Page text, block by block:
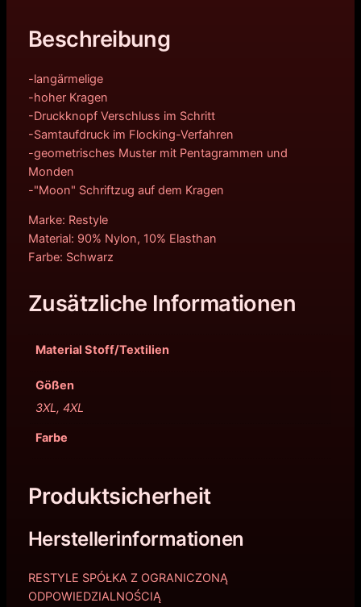
Beschreibung
-langärmelige
-hoher Kragen
-Druckknopf Verschluss im Schritt
-Samtaufdruck im Flocking-Verfahren
-geometrisches Muster mit Pentagrammen und
Monden
-"Moon" Schriftzug auf dem Kragen
Marke: Restyle
Material: 90% Nylon, 10% Elasthan
Farbe: Schwarz
Zusätzliche Informationen
Material Stoff/Textilien
Gößen
3XL, 4XL
Farbe
Produktsicherheit
Herstellerinformationen
RESTYLE SPÓŁKA Z OGRANICZONĄ
ODPOWIEDZIALNOŚCIĄ